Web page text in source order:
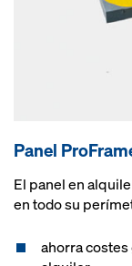
Panel
El panel en
en todo su
ahorra costes